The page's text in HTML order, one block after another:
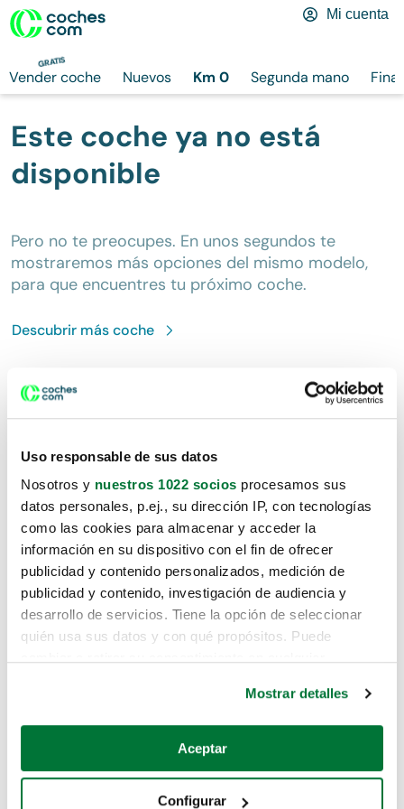
Uso responsable de sus datos
Nosotros y nuestros 1022 socios procesamos sus
datos personales, p.ej., su dirección IP, con tecnologías
como las cookies para almacenar y acceder la
información en su dispositivo con el fin de ofrecer
publicidad y contenido personalizados, medición de
publicidad y contenido, investigación de audiencia y
desarrollo de servicios. Tiene la opción de seleccionar
quién usa sus datos y con qué propósitos. Puede
Si lo permite, también quisiéramos:
Recopilar información sobre su ubicación geográfica
Mostrar detalles
Aceptar
Configurar
GRATIS
Vender coche Nuevos Km 0 Segunda mano
Mi cuenta
Este coche ya no está
disponible
Pero no te preocupes. En unos segundos te
mostraremos más opciones del mismo modelo,
para que encuentres tu próximo coche.
Descubrir máscoche